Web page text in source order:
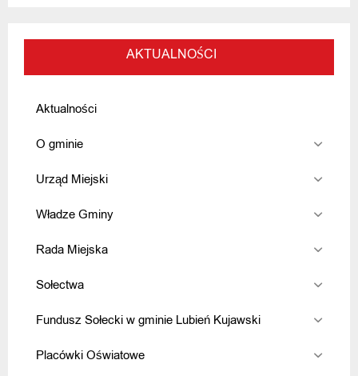
AKTUALNOŚCI
Aktualności
O gminie
Urząd Miejski
Władze Gminy
Rada Miejska
Sołectwa
Fundusz Sołecki w gminie Lubień Kujawski
Placówki Oświatowe